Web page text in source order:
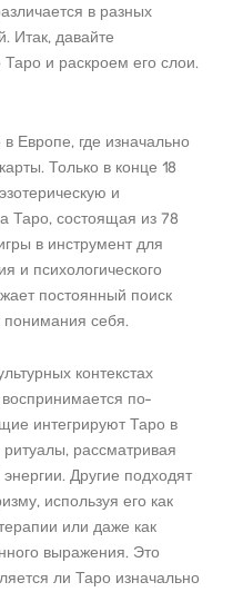
в разных
Итак, давайте
и раскроем его слои.
Европе, где изначально
Только в конце 18
и
Таро, состоящая из 78
в инструмент для
и психологического
постоянный поиск
понимания себя.
контекстах
по-
интегрируют Таро в
рассматривая
Другие подходят
используя его как
или даже как
выражения. Это
ли Таро изначально